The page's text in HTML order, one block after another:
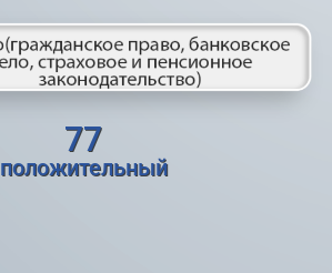
77
положительный